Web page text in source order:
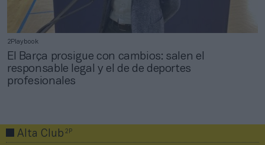
2Playbook
El Barça prosigue con cambios: salen el
responsable legal y el de de deportes
profesionales
Alta Club2P